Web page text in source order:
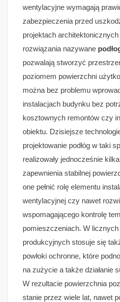
wentylacyjne wymagają
zabezpieczenia przed
projektach
rozwiązania nazywane
pozwalają stworzyć
poziomem powierzchni
można bez problemu
instalacjach budynku bez
kosztownych remontów czy
obiektu. Dzisiejsze
projektowanie podłóg w taki
realizowały jednocześnie
zapewnienia stabilnej
one pełnić rolę elementu
wentylacyjnej czy nawet
wspomagającego kontrolę
pomieszczeniach. W licznych
produkcyjnych stosuje się
powłoki ochronne, które
na zużycie a także działanie
W rezultacie powierzchnia
stanie przez wiele lat, nawet